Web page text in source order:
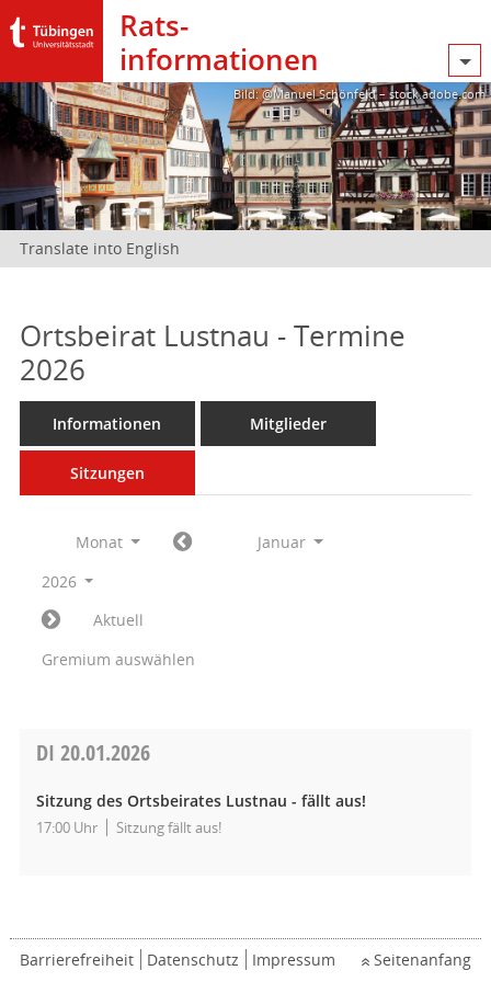
Rats­
informationen
Bild: @Manuel Schönfeld – stock.adobe.com
Translate into English
Ortsbeirat Lustnau - Termine
2026
Informationen Mitglieder
Sitzungen
Monat
Januar
2026
Aktuell
Gremium auswählen
DI 20.01.2026
Sitzung des Ortsbeirates Lustnau - fällt aus!
17:00 Uhr Sitzung fällt aus!
Barrierefreiheit Datenschutz Impressum Seitenanfang